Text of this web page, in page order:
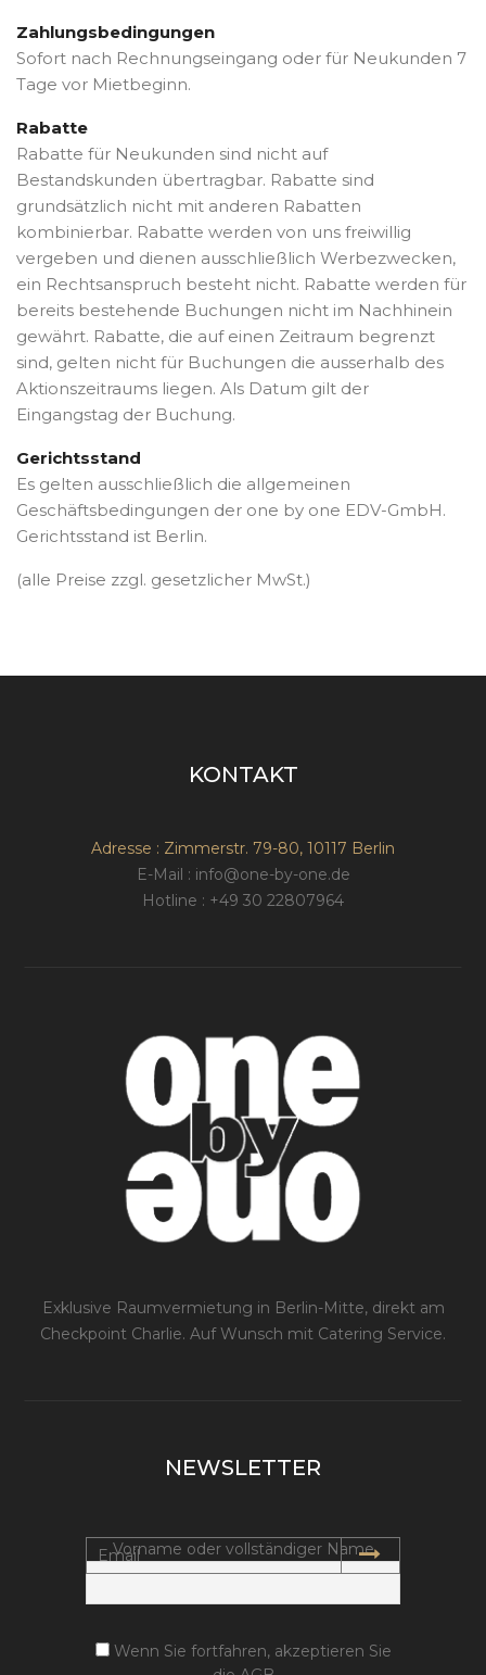
Zahlungsbedingungen
Sofort nach Rechnungseingang oder für Neukunden 7
Tage vor Mietbeginn.
Rabatte
Rabatte für Neukunden sind nicht auf
Bestandskunden übertragbar. Rabatte sind
grundsätzlich nicht mit anderen Rabatten
kombinierbar. Rabatte werden von uns freiwillig
vergeben und dienen ausschließlich Werbezwecken,
ein Rechtsanspruch besteht nicht. Rabatte werden für
bereits bestehende Buchungen nicht im Nachhinein
gewährt. Rabatte, die auf einen Zeitraum begrenzt
sind, gelten nicht für Buchungen die ausserhalb des
Aktionszeitraums liegen. Als Datum gilt der
Eingangstag der Buchung.
Gerichtsstand
Es gelten ausschließlich die allgemeinen
Geschäftsbedingungen der one by one EDV-GmbH.
Gerichtsstand ist Berlin.
(alle Preise zzgl. gesetzlicher MwSt.)
KONTAKT
Adresse : Zimmerstr. 79-80, 10117 Berlin
E-Mail : info@one-by-one.de
Hotline : +49 30 22807964
Exklusive Raumvermietung in Berlin-Mitte, direkt am
Checkpoint Charlie. Auf Wunsch mit Catering Service.
NEWSLETTER
Vorname oder vollständiger Name
Wenn Sie fortfahren, akzeptieren Sie